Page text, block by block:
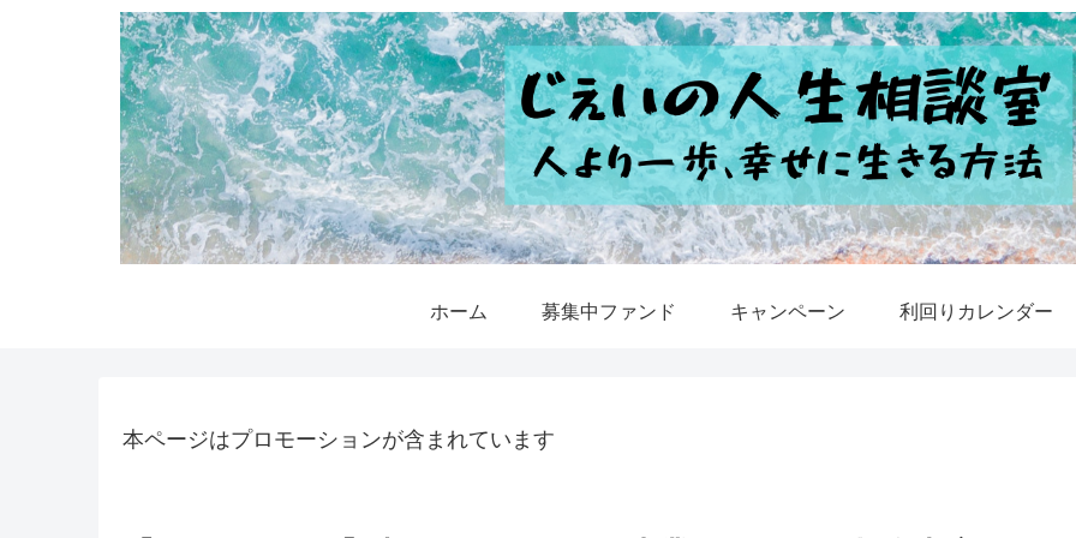
ホーム 募集中ファンド キャンペーン 利回りカレンダー
本ページはプロモーションが含まれています